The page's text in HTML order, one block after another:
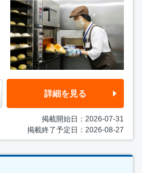
詳細を見る
掲載開始日：2026-07-31
掲載終了予定日：2026-08-27